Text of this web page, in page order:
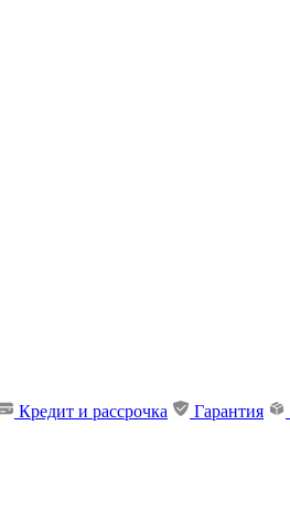
Кредит и рассрочка Гарантия